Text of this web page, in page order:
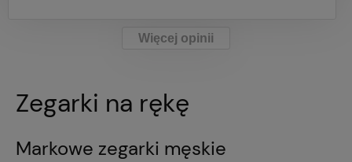
Więcej opinii
Zegarki na rękę
Markowe zegarki męskie